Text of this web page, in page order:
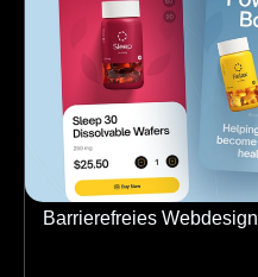
Barrierefreies Webdesign